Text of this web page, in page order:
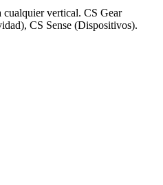
vertical. CS Gear
CS Sense (Dispositivos).